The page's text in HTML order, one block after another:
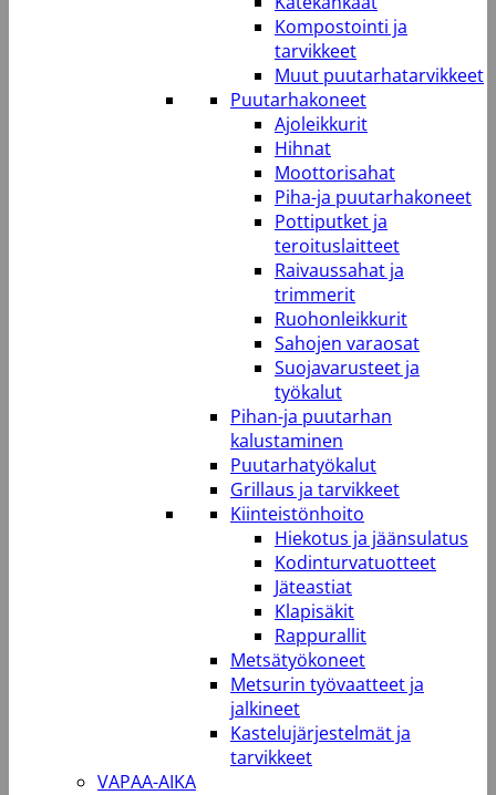
Kompostointi ja
tarvikkeet
Muut puutarhatarvikkeet
Puutarhakoneet
Ajoleikkurit
Hihnat
Moottorisahat
Piha-ja puutarhakoneet
Pottiputket ja
teroituslaitteet
Raivaussahat ja
trimmerit
Ruohonleikkurit
Sahojen varaosat
Suojavarusteet ja
työkalut
Pihan-ja puutarhan
kalustaminen
Puutarhatyökalut
Grillaus ja tarvikkeet
Kiinteistönhoito
Hiekotus ja jäänsulatus
Kodinturvatuotteet
Jäteastiat
Klapisäkit
Rappurallit
Metsätyökoneet
Metsurin työvaatteet ja
jalkineet
Kastelujärjestelmät ja
tarvikkeet
VAPAA-AIKA